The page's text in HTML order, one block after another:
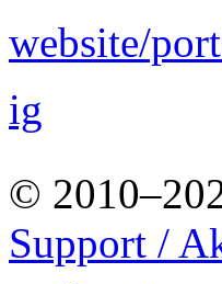
website/
ig
©
Support /